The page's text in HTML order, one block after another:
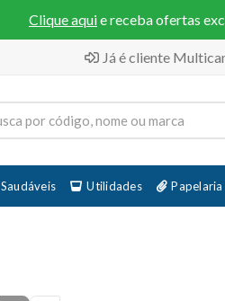
Clique aquie receba ofertas
Já é cliente
Saudáveis Utilidades Papelaria